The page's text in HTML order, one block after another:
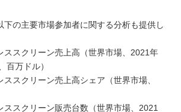
下の主要市場参加者に関する分析も提供し
ススクリーン売上高（世界市場、2021年
百万ドル）
スクリーン売上高シェア（世界市場、
ススクリーン販売台数（世界市場、2021